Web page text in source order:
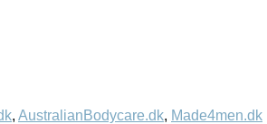
, AustralianBodycare.dk, Made4men.dk